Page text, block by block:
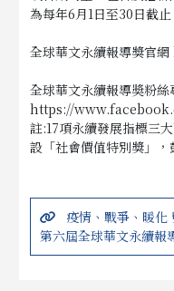
為每年6月1日至30日截止
全球華文永續報導獎官
全球華文永續報導奬粉絲
https://
註:17項永續發展指標三
設「社會價值特別獎」，
疫情、戰爭、暖化
第六屆全球華文永續報